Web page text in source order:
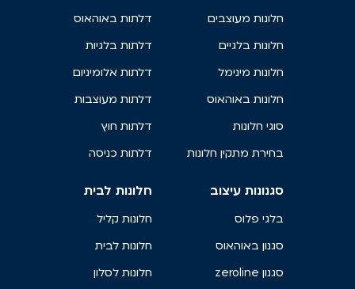
חלונות מעוצבים
חלונות בלגיים
חלונות מינימל
חלונות באוהאוס
סוגי חלונות
בחירת מתקין חלונות
דלתות באוהאוס
דלתות בלגיות
דלתות אלומיניום
דלתות מעוצבות
דלתות חוץ
דלתות כניסה
סגנונות עיצוב
בלגי פלוס
סגנון באוהאוס
סגנון zeroline
חלונות לבית
חלונות קליל
חלונות לבית
חלונות לסלון